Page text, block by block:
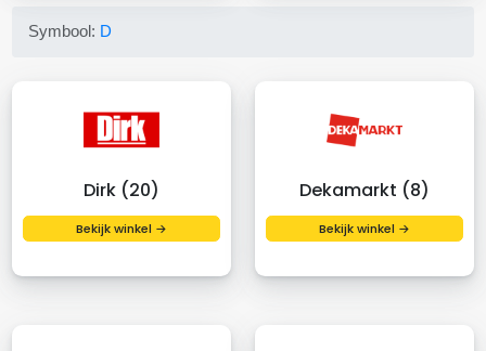
Symbool: D
Dirk (20)
Bekijk winkel →
Dekamarkt (8)
Bekijk winkel →